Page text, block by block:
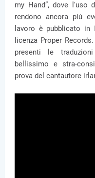
my Hand”, dove l'uso
rendono ancora più
lavoro è pubblicato in
licenza Proper
presenti le
bellissimo e stra-
prova del cantautore